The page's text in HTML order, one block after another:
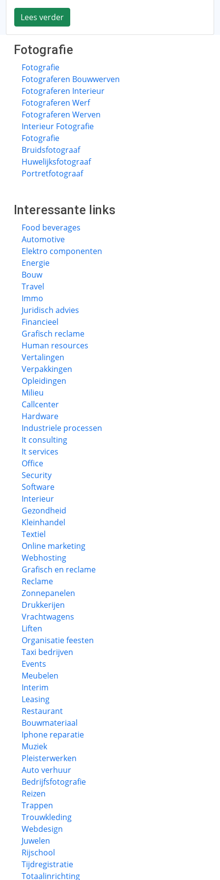
Lees verder
Fotografie
Fotografie
Fotograferen Bouwwerven
Fotograferen Interieur
Fotograferen Werf
Fotograferen Werven
Interieur Fotografie
Fotografie
Bruidsfotograaf
Huwelijksfotograaf
Portretfotograaf
Interessante links
Food beverages
Automotive
Elektro componenten
Energie
Bouw
Travel
Immo
Juridisch advies
Financieel
Grafisch reclame
Human resources
Vertalingen
Verpakkingen
Opleidingen
Milieu
Callcenter
Hardware
Industriele processen
It consulting
It services
Office
Security
Software
Interieur
Gezondheid
Kleinhandel
Textiel
Online marketing
Webhosting
Grafisch en reclame
Reclame
Zonnepanelen
Drukkerijen
Vrachtwagens
Liften
Organisatie feesten
Taxi bedrijven
Events
Meubelen
Interim
Leasing
Restaurant
Bouwmateriaal
Iphone reparatie
Muziek
Pleisterwerken
Auto verhuur
Bedrijfsfotografie
Reizen
Trappen
Trouwkleding
Webdesign
Juwelen
Rijschool
Tijdregistratie
Totaalinrichting